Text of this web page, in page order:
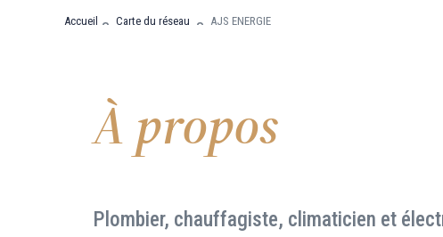
Accueil Carte du réseau AJS ENERGIE
À propos
Plombier, chauffagiste, climaticien et